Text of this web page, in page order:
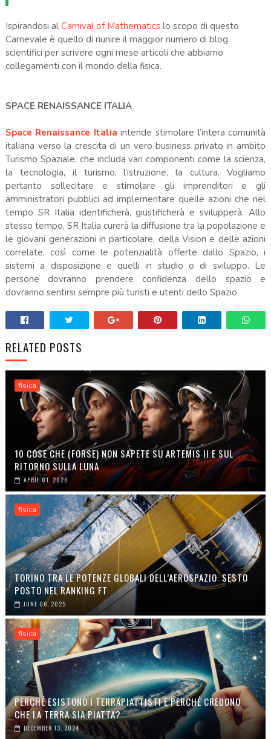
Ispirandosi al Carnival of Mathematicslo scopo di questo
Carnevale è quello di riunire il maggior numero di blog
scientifici per scrivere ogni mese articoli che abbiamo
collegamenti con il mondo della fisica.
SPACE RENAISSANCE ITALIA
Space Renaissance Italia intende stimolare l’intera comunità
italiana verso la crescita di un vero business privato in ambito
Turismo Spaziale, che includa vari componenti come la scienza,
la tecnologia, il turismo, l’istruzione, la cultura. Vogliamo
pertanto sollecitare e stimolare gli imprenditori e gli
amministratori pubblici ad implementare quelle azioni che nel
tempo SR Italia identificherà, giustificherà e svilupperà. Allo
stesso tempo, SR Italia curerà la diffusione tra la popolazione e
le giovani generazioni in particolare, della Vision e delle azioni
correlate, così come le potenzialità offerte dallo Spazio, i
sistemi a disposizione e quelli in studio o di sviluppo. Le
persone dovranno prendere confidenza dello spazio e
dovranno sentirsi sempre più turisti e utenti dello Spazio.
RELATED POSTS
fisica
10 COSE CHE (FORSE) NON SAPETE SU ARTEMIS II E SUL
RITORNO SULLA LUNA
APRIL 01, 2026
fisica
TORINO TRA LE POTENZE GLOBALI DELL’AEROSPAZIO: SESTO
POSTO NEL RANKING FT
JUNE 06, 2025
fisica
PERCHÉ ESISTONO I TERRAPIATTISTI E PERCHÉ CREDONO
CHE LA TERRA SIA PIATTA?
DECEMBER 13, 2024